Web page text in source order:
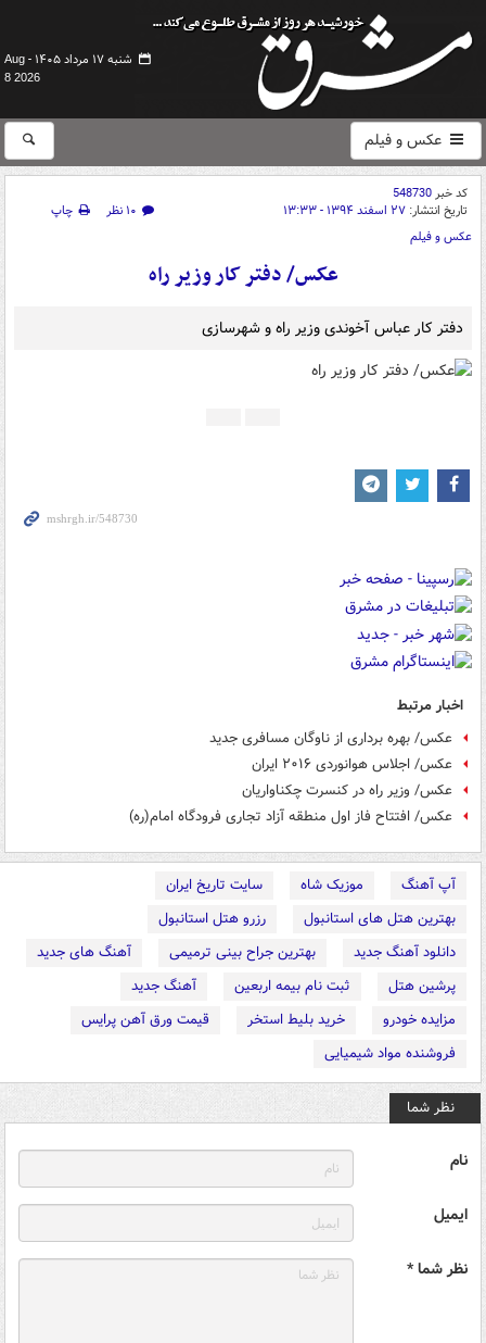
شنبه ۱۷ مرداد ۱۴۰۵ -
Aug
8 2026
عکس و فیلم
کد خبر548730
تاریخ انتشار: ۲۷ اسفند ۱۳۹۴ - ۱۳:۳۳ ۱۰ نظر
چاپ
عکس و فیلم
عکس/ دفتر کار وزیر راه
دفتر کار عباس آخوندی وزیر راه و شهرسازی
اخبار مرتبط
عکس/ بهره برداری از ناوگان مسافری جدید
عکس/ اجلاس هوانوردی ۲۰۱۶ ایران
عکس/ وزیر راه در کنسرت چکناواریان
عکس/ افتتاح فاز اول منطقه آزاد تجاری فرودگاه امام(ره)
آپ آهنگ موزیک شاه
سایت تاریخ ایران
بهترین هتل های استانبول
رزرو هتل استانبول
دانلود آهنگ جدید
بهترین جراح بینی ترمیمی
آهنگ های جدید
پرشین هتل
ثبت نام بیمه اربعین
آهنگ جدید
مزایده خودرو
خرید بلیط استخر
قیمت ورق آهن پرایس
فروشنده مواد شیمیایی
نظر شما
نام
ایمیل
نظر شما *